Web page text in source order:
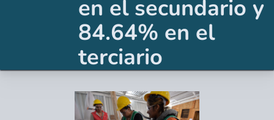
en el secundario y
84.64% en el
terciario